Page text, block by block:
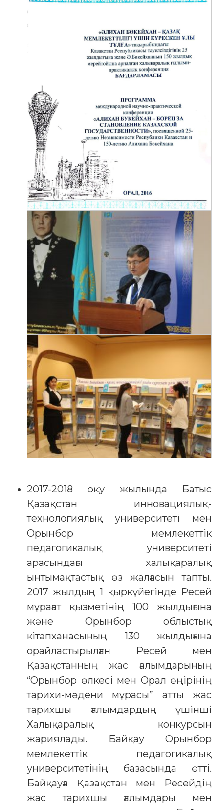
2017-2018 оқу жылында Батыс
Қазақстан инновациялық-
технологиялық университеті мен
Орынбор мемлекеттік
педагогикалық университеті
арасындағы халықаралық
ынтымақтастық өз жалғасын тапты.
2017 жылдың 1 қыркүйегінде Ресей
мұрағат қызметінің 100 жылдығына
және Орынбор облыстық
кітапханасының 130 жылдығына
орайластырылған Ресей мен
Қазақстанның жас ғалымдарының
“Орынбор өлкесі мен Орал өңірінің
тарихи-мәдени мұрасы” атты жас
тарихшы ғалымдардың үшінші
Халықаралық конкурсын
жариялады. Байқау Орынбор
мемлекеттік педагогикалық
университетінің базасында өтті.
Байқауға Қазақстан мен Ресейдің
жас тарихшы ғалымдары мен